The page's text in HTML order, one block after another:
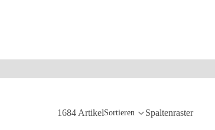
1684 ArtikelSortieren Spaltenraster